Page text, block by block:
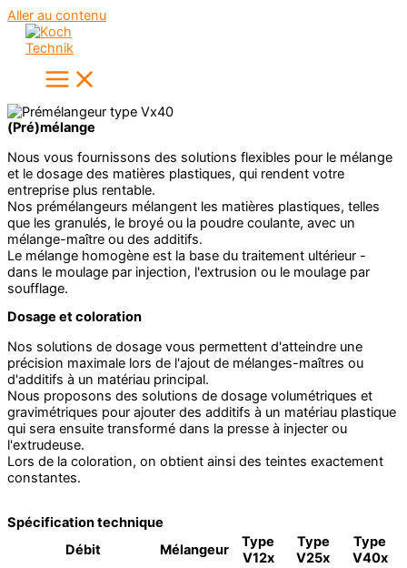
Aller au contenu
(Pré)mélange
Nous vous fournissons des solutions flexibles pour le mélange
et le dosage des matières plastiques, qui rendent votre
entreprise plus rentable.
Nos prémélangeurs mélangent les matières plastiques, telles
que les granulés, le broyé ou la poudre coulante, avec un
mélange-maître ou des additifs.
Le mélange homogène est la base du traitement ultérieur -
dans le moulage par injection, l'extrusion ou le moulage par
soufflage.
Dosage et coloration
Nos solutions de dosage vous permettent d'atteindre une
précision maximale lors de l'ajout de mélanges-maîtres ou
d'additifs à un matériau principal.
Nous proposons des solutions de dosage volumétriques et
gravimétriques pour ajouter des additifs à un matériau plastique
qui sera ensuite transformé dans la presse à injecter ou
l'extrudeuse.
Lors de la coloration, on obtient ainsi des teintes exactement
constantes.
Spécification technique
Débit
Mélangeur
Type
V12x
Type
V25x
Type
V40x